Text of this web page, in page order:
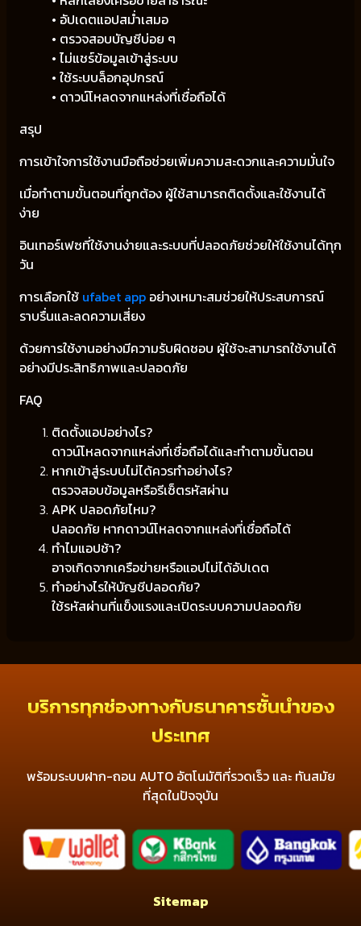
• อัปเดตแอปสม่ำเสมอ
• ตรวจสอบบัญชีบ่อย ๆ
• ไม่แชร์ข้อมูลเข้าสู่ระบบ
• ใช้ระบบล็อกอุปกรณ์
• ดาวน์โหลดจากแหล่งที่เชื่อถือได้
สรุป
การเข้าใจการใช้งานมือถือช่วยเพิ่มความสะดวกและความมั่นใจ
เมื่อทำตามขั้นตอนที่ถูกต้อง ผู้ใช้สามารถติดตั้งและใช้งานได้
ง่าย
อินเทอร์เฟซที่ใช้งานง่ายและระบบที่ปลอดภัยช่วยให้ใช้งานได้ทุก
วัน
การเลือกใช้ ufabet app อย่างเหมาะสมช่วยให้ประสบการณ์
ราบรื่นและลดความเสี่ยง
ด้วยการใช้งานอย่างมีความรับผิดชอบ ผู้ใช้จะสามารถใช้งานได้
อย่างมีประสิทธิภาพและปลอดภัย
FAQ
ติดตั้งแอปอย่างไร?
ดาวน์โหลดจากแหล่งที่เชื่อถือได้และทำตามขั้นตอน
หากเข้าสู่ระบบไม่ได้ควรทำอย่างไร?
ตรวจสอบข้อมูลหรือรีเซ็ตรหัสผ่าน
APK ปลอดภัยไหม?
ปลอดภัย หากดาวน์โหลดจากแหล่งที่เชื่อถือได้
ทำไมแอปช้า?
อาจเกิดจากเครือข่ายหรือแอปไม่ได้อัปเดต
ทำอย่างไรให้บัญชีปลอดภัย?
ใช้รหัสผ่านที่แข็งแรงและเปิดระบบความปลอดภัย
บริการทุกช่องทางกับธนาคารชั้นนำของ
ประเทศ
พร้อมระบบฝาก-ถอน AUTO อัตโนมัติที่รวดเร็ว และ ทันสมัย
ที่สุดในปัจจุบัน
Sitemap